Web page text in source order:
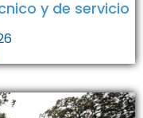
y de servicio